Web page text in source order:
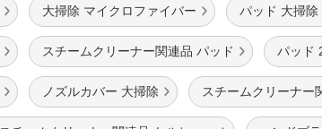
大掃除 マイクロファイバー パッド 大掃除
スチームクリーナー関連品 パッド パッド
ノズルカバー 大掃除 スチームクリーナー